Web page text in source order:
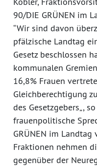
90/DIE GRÜNEN im
“Wir sind davon
pfälzische Landtag
Gesetz beschlossen
kommunalen
16,8% Frauen
Gleichberechtigung
des Gesetzgebers„,
frauenpolitische
GRÜNEN im
Fraktionen nehmen
gegenüber der